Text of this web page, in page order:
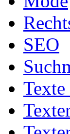
SEO